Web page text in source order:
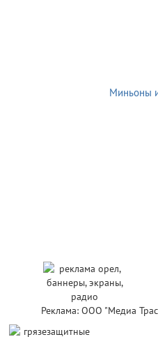
Миньоны
Реклама: ООО "Медиа